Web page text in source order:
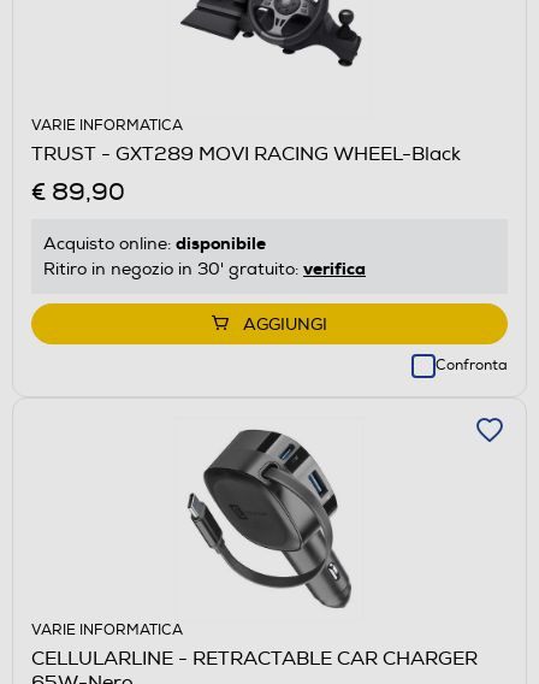
VARIE INFORMATICA
TRUST - GXT289 MOVI RACING WHEEL-Black
€ 89,90
Acquisto online: disponibile
Ritiro in negozio in 30' gratuito: verifica
AGGIUNGI
Confronta
VARIE INFORMATICA
CELLULARLINE - RETRACTABLE CAR CHARGER